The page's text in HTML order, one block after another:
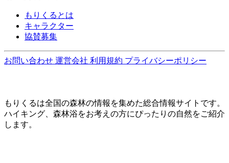
もりくるとは
キャラクター
協賛募集
お問い合わせ 運営会社 利用規約 プライバシーポリシー
もりくるは全国の森林の情報を集めた総合情報サイトです。
ハイキング、森林浴をお考えの方にぴったりの自然をご紹介
します。